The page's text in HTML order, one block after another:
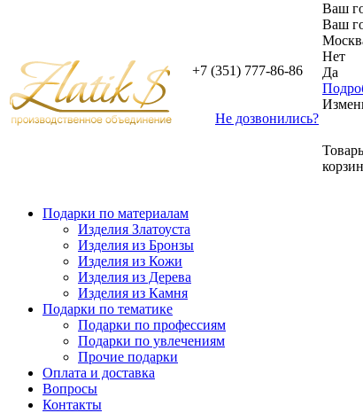
+7 (351) 777-86-86
Не дозвонились?
Ваш
Ваш
Нет
Да
Подарки по материалам
Изделия Златоуста
Изделия из Бронзы
Изделия из Кожи
Изделия из Дерева
Изделия из Камня
Подарки по тематике
Подарки по профессиям
Подарки по увлечениям
Прочие подарки
Оплата и доставка
Вопросы
Контакты